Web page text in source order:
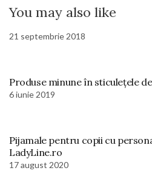
You may also like
21 septembrie 2018
Produse minune în sticulețele
6 iunie 2019
Pijamale pentru copii cu
LadyLine.ro
17 august 2020